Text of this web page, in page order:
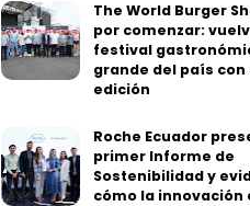
The World Burger
por comenzar:
festival
grande del país con
edición
Roche Ecuador
primer Informe de
Sostenibilidad y
cómo la innovación